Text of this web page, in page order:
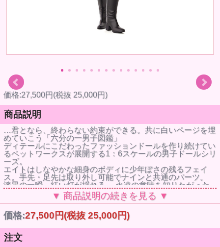
価格:27,500円(税抜 25,000円)
商品説明
…君となら、終わらない約束ができる。共に白いページを埋
めていこう「六分の一男子図鑑」
ディテールにこだわったファッションドールを作り続けてい
るペットワークスが展開する1：6スケールの男子ドールシリ
ーズ。
エイトはしなやかな細身のボディに少年ぽさの残るフェイ
ス。手先・足先は取り外し可能でナインと共通のパーツ。
漆黒の一瞬、紅い灯が揺れる… 永遠の意味を知りたがった
のは貴女。「ヴァンパイア エイト」は、吸血鬼をイメージ
したコーディネイトモデルです。
※足先を抜いてブーツを履かせてください。
※マントのチェーンは、縫い付けてあり外せません。ご注意
※写真は開発中サンプルのため最終仕様と異なる場合があり
ます。ご了承下さい。
▼ 商品説明の続きを見る ▼
価格:27,500円(税抜 25,000円)
注文